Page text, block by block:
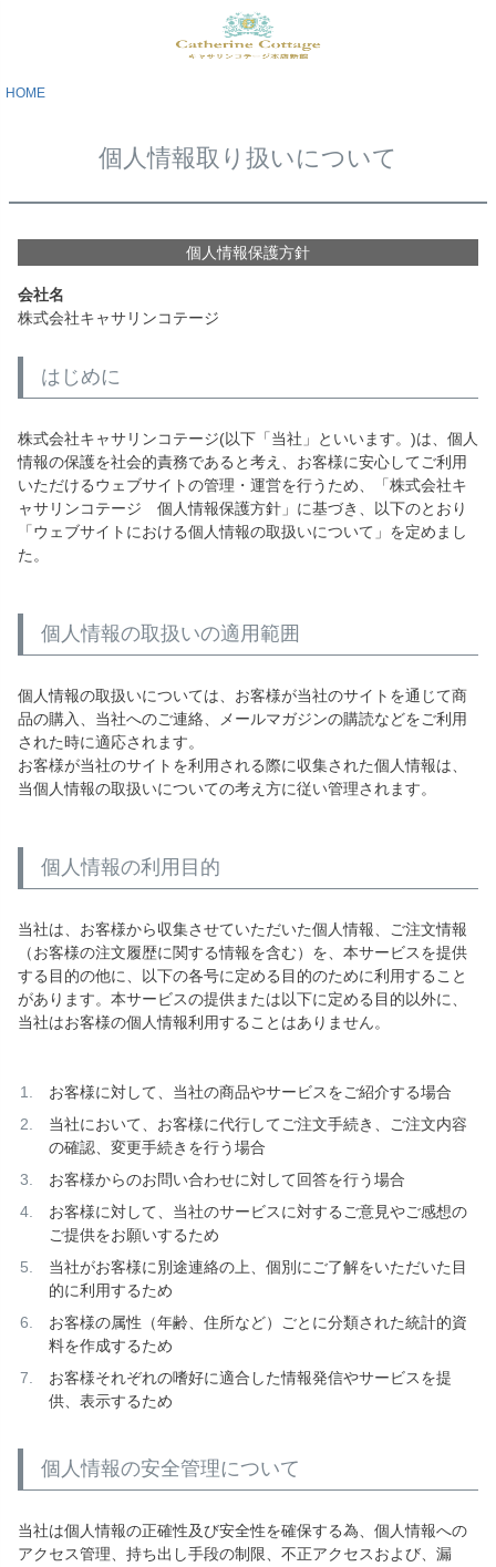
HOME
個人情報取り扱いについて
個人情報保護方針
会社名
株式会社キャサリンコテージ
はじめに
株式会社キャサリンコテージ(以下「当社」といいます。)は、個人
情報の保護を社会的責務であると考え、お客様に安心してご利用
いただけるウェブサイトの管理・運営を行うため、「株式会社キ
ャサリンコテージ 個人情報保護方針」に基づき、以下のとおり
「ウェブサイトにおける個人情報の取扱いについて」を定めまし
た。
個人情報の取扱いの適用範囲
個人情報の取扱いについては、お客様が当社のサイトを通じて商
品の購入、当社へのご連絡、メールマガジンの購読などをご利用
された時に適応されます。
お客様が当社のサイトを利用される際に収集された個人情報は、
当個人情報の取扱いについての考え方に従い管理されます。
個人情報の利用目的
当社は、お客様から収集させていただいた個人情報、ご注文情報
（お客様の注文履歴に関する情報を含む）を、本サービスを提供
する目的の他に、以下の各号に定める目的のために利用すること
があります。本サービスの提供または以下に定める目的以外に、
当社はお客様の個人情報利用することはありません。
お客様に対して、当社の商品やサービスをご紹介する場合
当社において、お客様に代行してご注文手続き、ご注文内容
の確認、変更手続きを行う場合
お客様からのお問い合わせに対して回答を行う場合
お客様に対して、当社のサービスに対するご意見やご感想の
ご提供をお願いするため
当社がお客様に別途連絡の上、個別にご了解をいただいた目
的に利用するため
お客様の属性（年齢、住所など）ごとに分類された統計的資
料を作成するため
お客様それぞれの嗜好に適合した情報発信やサービスを提
供、表示するため
個人情報の安全管理について
当社は個人情報の正確性及び安全性を確保する為、個人情報への
アクセス管理、持ち出し手段の制限、不正アクセスおよび、漏